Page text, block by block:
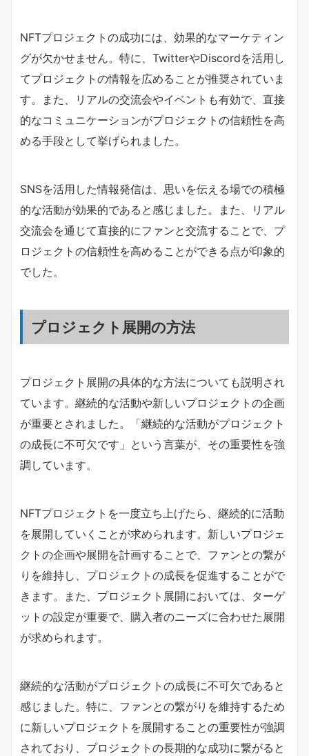
NFTプロジェクトの成功には、効果的なマーケティン
グが欠かせません。特に、TwitterやDiscordを活用し
てプロジェクトの情報を広めることが推奨されていま
す。また、リアルの交流会やイベントも有効で、直接
的なコミュニケーションがプロジェクトの信頼性を高
める手段として挙げられました。
SNSを活用した情報発信は、思いを伝える場での積極
的な活動が効果的であると感じました。また、リアル
交流会を通じて直接的にファンと交流することで、プ
ロジェクトの信頼性を高めることができる点が印象的
でした。
プロジェクト展開の方法
プロジェクト展開の具体的な方法についても説明され
ています。継続的な活動や新しいプロジェクトの企画
が重要とされました。「継続的な活動がプロジェクト
の成長に不可欠です」という言葉が、その重要性を強
調しています。
NFTプロジェクトを一度立ち上げたら、継続的に活動
を展開していくことが求められます。新しいプロジェ
クトの企画や展開を計画することで、ファンとの繋が
りを維持し、プロジェクトの成長を促進することがで
きます。また、プロジェクト展開においては、ターゲ
ットの設定が重要で、購入者のニーズに合わせた展開
が求められます。
継続的な活動がプロジェクトの成長に不可欠であると
感じました。特に、ファンとの繋がりを維持するため
に新しいプロジェクトを展開することの重要性が強調
されており、プロジェクトの長期的な成功に繋がると